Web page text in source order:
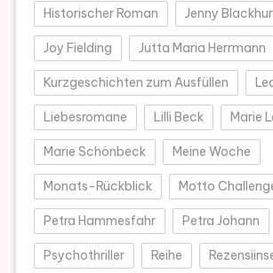
Historischer Roman Jenny
Joy Fielding Jutta Maria Herrmann
Kurzgeschichten zum Ausfüllen
Liebesromane Lilli Beck Marie
Marie Schönbeck Meine Woche
Monats-Rückblick Motto
Petra Hammesfahr Petra Johann
Psychothriller Reihe